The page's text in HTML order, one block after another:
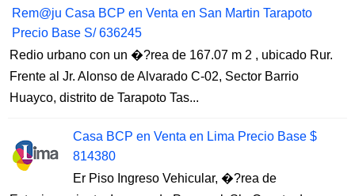
Rem@ju Casa BCP en Venta en San Martin Tarapoto
Precio Base S/ 636245
Redio urbano con un �?rea de 167.07 m 2 , ubicado Rur.
Frente al Jr. Alonso de Alvarado C-02, Sector Barrio
Huayco, distrito de Tarapoto Tas...
Casa BCP en Venta en Lima Precio Base $
814380
Er Piso Ingreso Vehicular, �?rea de